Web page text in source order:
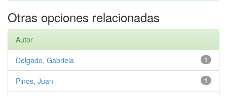
Otras opciones relacionadas
Autor
1
Delgado, Gabriela
1
Pinos, Juan